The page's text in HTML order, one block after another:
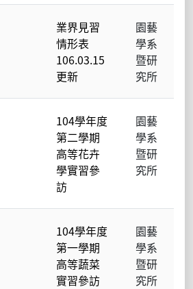
業界見習
情形表
106.03.15
更新
園藝
學系
暨研
究所
104學年度
第二學期
高等花卉
學實習參
訪
園藝
學系
暨研
究所
104學年度
第一學期
高等蔬菜
實習參訪
園藝
學系
暨研
究所